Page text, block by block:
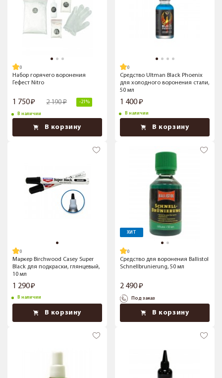
Набор горячего воронения
Гефест Nitro
1 750 2 190 -21%
В наличии
В корзину
Средство Ultman Black Phoenix
для холодного воронения стали,
50 мл
1 400
В наличии
В корзину
Маркер Birchwood Casey Super
Black для подкраски, глянцевый,
10 мл
1 290
В наличии
В корзину
ХИТ
Средство для воронения Ballistol
Schnellbrunierung, 50 мл
2 490
Под заказ
В корзину